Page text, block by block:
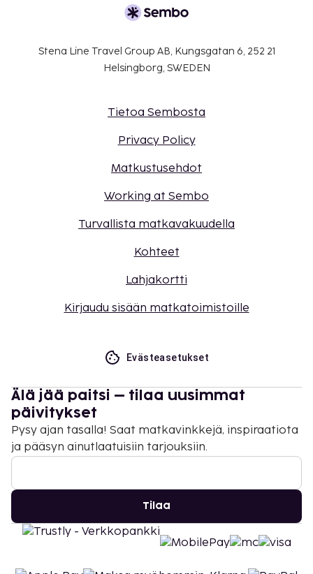
Stena Line Travel Group AB, Kungsgatan 6, 252 21
Helsingborg, SWEDEN
Tietoa Sembosta
Privacy Policy
Matkustusehdot
Working at Sembo
Turvallista matkavakuudella
Kohteet
Lahjakortti
Kirjaudu sisään matkatoimistoille
Evästeasetukset
Älä jää paitsi – tilaa uusimmat
päivitykset
Pysy ajan tasalla! Saat matkavinkkejä, inspiraatiota
ja pääsyn ainutlaatuisiin tarjouksiin.
Tilaa